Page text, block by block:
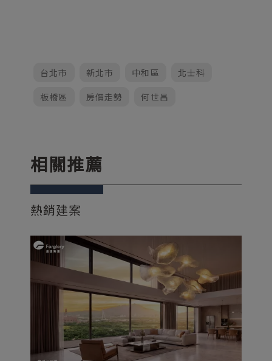
台北市 新北市 中和區
北士科
板橋區
房價走勢 何世昌
相關推薦
熱銷建案